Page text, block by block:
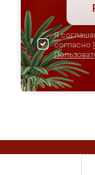
Я
согласно